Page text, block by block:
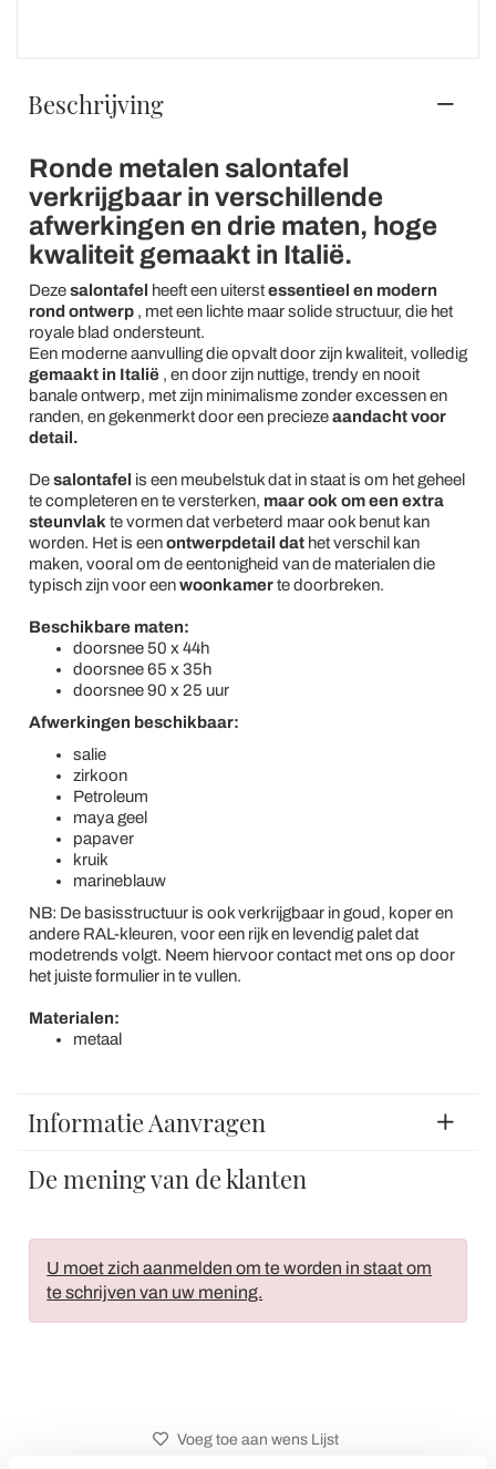
Beschrijving
Ronde metalen salontafel
verkrijgbaar in verschillende
afwerkingen en drie maten, hoge
kwaliteit gemaakt in Italië.
Dezesalontafel heeft een uiterstessentieel en modern
rond ontwerp, met een lichte maar solide structuur, die het
royale blad ondersteunt.
Een moderne aanvulling die opvalt door zijn kwaliteit, volledig
gemaakt in Italië, en door zijn nuttige, trendy en nooit
banale ontwerp, met zijn minimalisme zonder excessen en
randen, en gekenmerkt door een preciezeaandacht voor
detail.
Desalontafel is een meubelstuk dat in staat is om het geheel
te completeren en te versterken, maar ook om een extra
steunvlak te vormen dat verbeterd maar ook benut kan
worden. Het is eenontwerpdetail dathet verschil kan
maken, vooral om de eentonigheid van de materialen die
typisch zijn voor eenwoonkamerte doorbreken.
Beschikbare maten:
doorsnee 50 x 44h
doorsnee 65 x 35h
doorsnee 90 x 25 uur
Afwerkingen beschikbaar:
salie
zirkoon
Petroleum
maya geel
papaver
kruik
marineblauw
NB: De basisstructuur is ook verkrijgbaar in goud, koper en
andere RAL-kleuren, voor een rijk en levendig palet dat
modetrends volgt. Neem hiervoor contact met ons op door
het juiste formulier in te vullen.
Materialen:
metaal
Informatie Aanvragen
De mening van de klanten
U moet zich aanmelden om te worden in staat om
te schrijven van uw mening.
Voeg toe aan wens Lijst